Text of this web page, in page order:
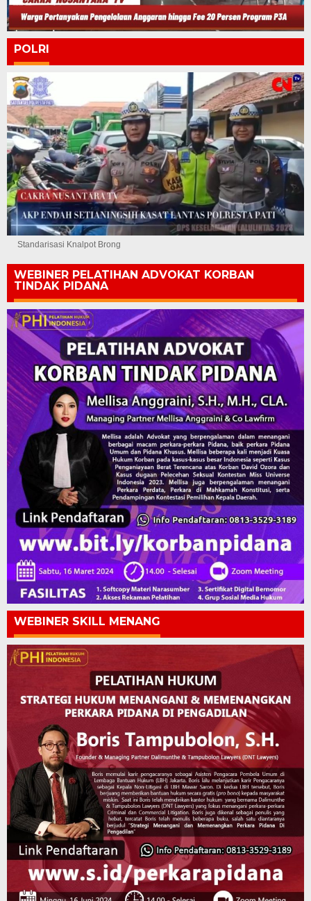
POLRI
Standarisasi Knalpot Brong
WEBINER PELATIHAN ADVOKAT KORBAN
TINDAK PIDANA
WEBINER SKILL MENANG